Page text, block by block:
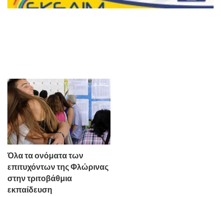
Όλα τα ονόματα των
επιτυχόντων της Φλώρινας
στην τριτοβάθμια
εκπαίδευση